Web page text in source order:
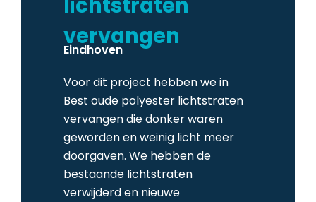
lichtstraten
vervangen
Eindhoven
Voor dit project hebben we in
Best oude polyester lichtstraten
vervangen die donker waren
geworden en weinig licht meer
doorgaven. We hebben de
bestaande lichtstraten
verwijderd en nieuwe